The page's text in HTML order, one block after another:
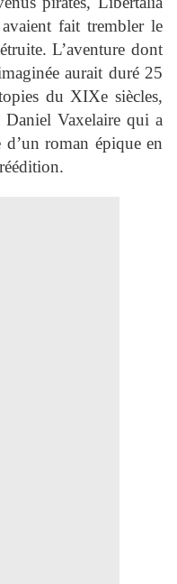
fait trembler le
L’aventure dont
aurait duré 25
du XIXe siècles,
Daniel Vaxelaire qui a
roman épique en